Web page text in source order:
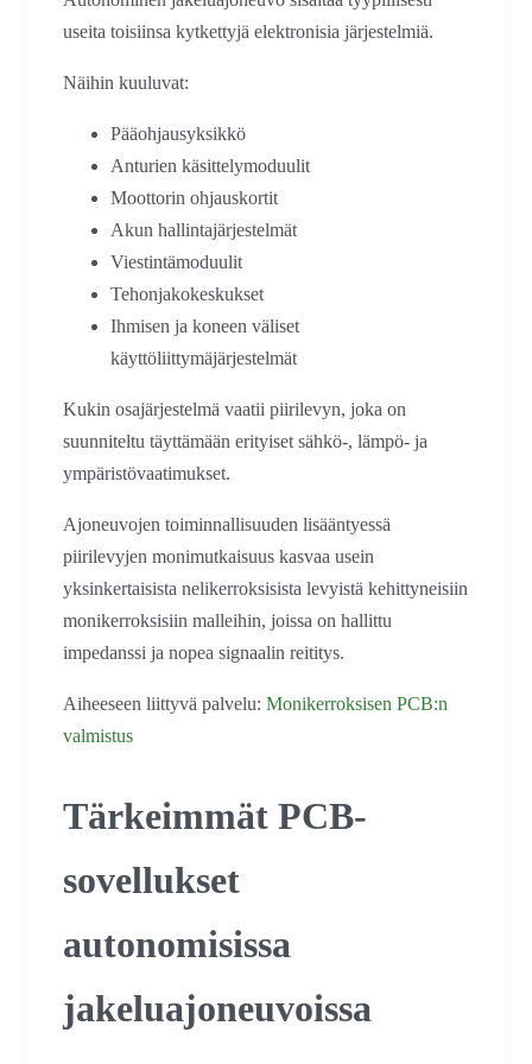
useita toisiinsa kytkettyjä elektronisia järjestelmiä.
Näihin kuuluvat:
Pääohjausyksikkö
Anturien käsittelymoduulit
Moottorin ohjauskortit
Akun hallintajärjestelmät
Viestintämoduulit
Tehonjakokeskukset
Ihmisen ja koneen väliset
käyttöliittymäjärjestelmät
Kukin osajärjestelmä vaatii piirilevyn, joka on
suunniteltu täyttämään erityiset sähkö-, lämpö- ja
ympäristövaatimukset.
Ajoneuvojen toiminnallisuuden lisääntyessä
piirilevyjen monimutkaisuus kasvaa usein
yksinkertaisista nelikerroksisista levyistä kehittyneisiin
monikerroksisiin malleihin, joissa on hallittu
impedanssi ja nopea signaalin reititys.
Aiheeseen liittyvä palvelu: Monikerroksisen PCB:n
valmistus
Tärkeimmät PCB-
sovellukset
autonomisissa
jakeluajoneuvoissa